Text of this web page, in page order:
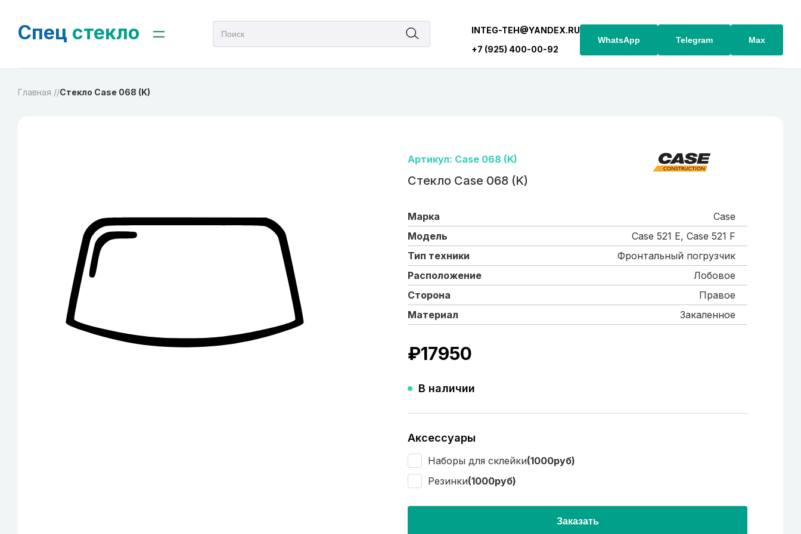
Спец стекло
INTEG-TEH@YANDEX.RU
+7 (925) 400-00-92
WhatsApp Telegram Max
Главная //Стекло Case 068 (K)
Артикул: Case 068 (K)
Стекло Case 068 (K)
Марка
Case
Модель
Case 521 Е, Case 521 F
Тип техники
Фронтальный погрузчик
Расположение
Лобовое
Сторона
Правое
Материал
Закаленное
₽17950
В наличии
Аксессуары
Наборы для склейки(1000руб)
Резинки(1000руб)
Заказать